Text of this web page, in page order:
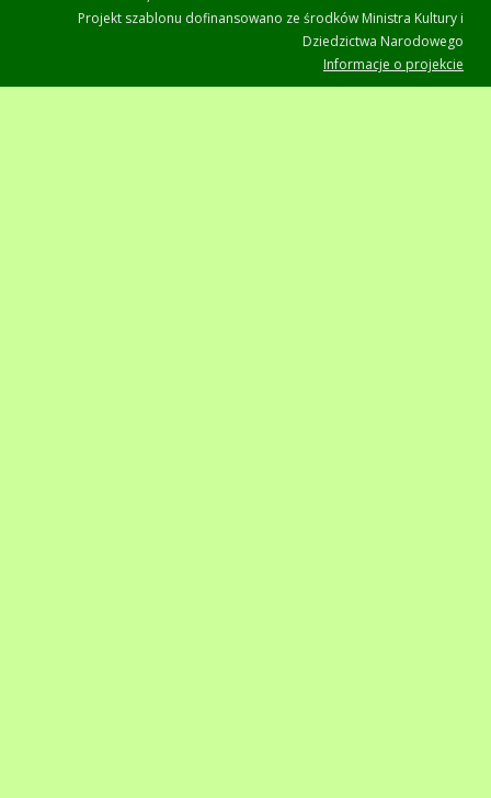
Projekt szablonu dofinansowano ze środków Ministra Kultury i
Dziedzictwa Narodowego
Informacje o projekcie